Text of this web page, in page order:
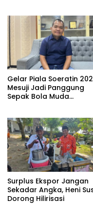
Gelar Piala Soeratin
Mesuji Jadi Panggung
Sepak Bola Muda
Surplus Ekspor Jangan
Sekadar Angka, Heni
Dorong Hilirisasi